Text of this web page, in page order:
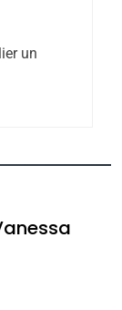
un
de Tadla
produits